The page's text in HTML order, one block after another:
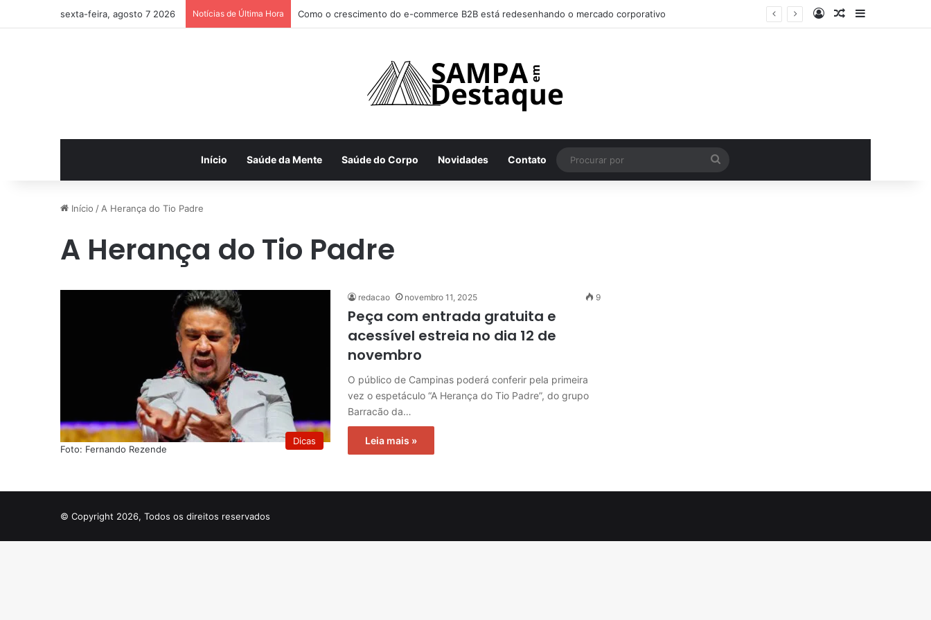
sexta-feira, agosto 7 2026 Notícias de Última Hora Como o crescimento do e-commerce B2B está redesenhando o mercado corporativo EntrarArtigo aleatório
Barra Lateral
Início Saúde da Mente Saúde do Corpo Novidades Contato
por
Início / A Herança do Tio Padre
A Herança do Tio Padre
Dicas
Foto: Fernando Rezende
redacao novembro 11, 2025 9
Peça com entrada gratuita e
acessível estreia no dia 12 de
novembro
O público de Campinas poderá conferir pela primeira
vez o espetáculo “A Herança do Tio Padre”, do grupo
Barracão da…
Leia mais »
© Copyright 2026, Todos os direitos reservados